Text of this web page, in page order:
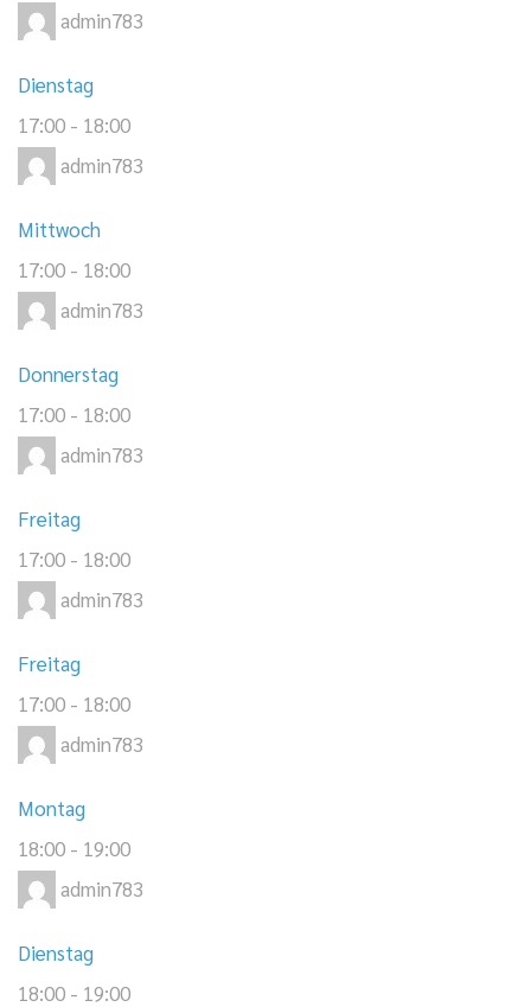
admin783
Dienstag
17:00 - 18:00
admin783
Mittwoch
17:00 - 18:00
admin783
Donnerstag
17:00 - 18:00
admin783
Freitag
17:00 - 18:00
admin783
Freitag
17:00 - 18:00
admin783
Montag
18:00 - 19:00
admin783
Dienstag
18:00 - 19:00